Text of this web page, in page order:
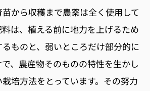
から収穫まで農薬は全く使用して
は、植える前に地力を上げるため
ものと、弱いところだけ部分的に
、農産物そのものの特性を生かし
培方法をとっています。その努力